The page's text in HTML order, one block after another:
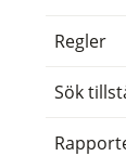
Regler
Sök